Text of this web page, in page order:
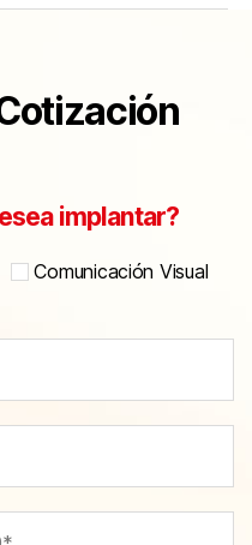
implantar?
Comunicación Visual